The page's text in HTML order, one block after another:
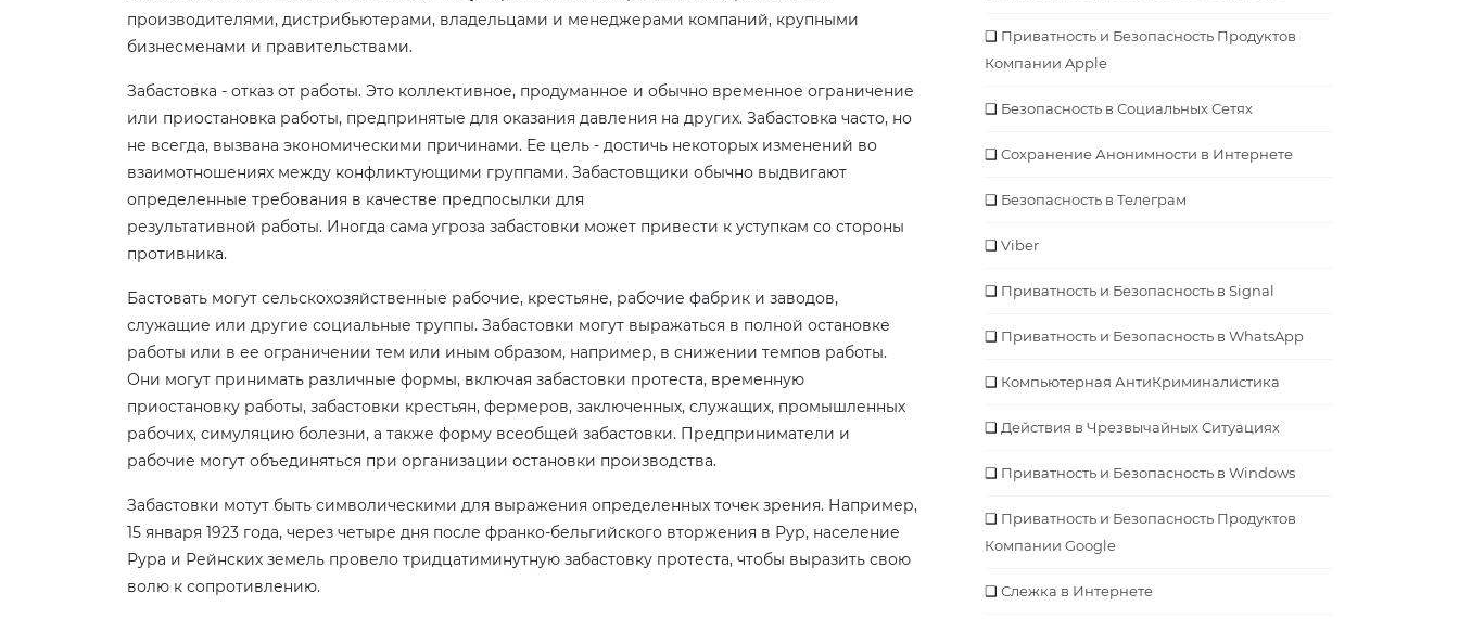
производителями, дистрибьютерами, владельцами и менеджерами компаний, крупными
бизнесменами и правительствами.
Забастовка - отказ от работы. Это коллективное, продуманное и обычно временное ограничение
или приостановка работы, предпринятые для оказания давления на других. Забастовка часто, но
не всегда, вызвана экономическими причинами. Ее цель - достичь некоторых изменений во
взаимотношениях между конфликтующими группами. Забастовщики обычно выдвигают
определенные требования в качестве предпосылки для
результативной работы. Иногда сама угроза забастовки может привести к уступкам со стороны
противника.
Бастовать могут сельскохозяйственные рабочие, крестьяне, рабочие фабрик и заводов,
служащие или другие социальные труппы. Забастовки могут выражаться в полной остановке
работы или в ее ограничении тем или иным образом, например, в снижении темпов работы.
Они могут принимать различные формы, включая забастовки протеста, временную
приостановку работы, забастовки крестьян, фермеров, заключенных, служащих, промышленных
рабочих, симуляцию болезни, а также форму всеобщей забастовки. Предприниматели и
рабочие могут объединяться при организации остановки производства.
Забастовки мотут быть символическими для выражения определенных точек зрения. Например,
15 января 1923 года, через четыре дня после франко-бельгийского вторжения в Рур, население
Рура и Рейнских земель провело тридцатиминутную забастовку протеста, чтобы выразить свою
волю к сопротивлению.
Приватность и Безопасность Продуктов
Компании Apple
Безопаcность в Социальных Сетях
Сохранение Анонимности в Интернете
Безопасность в Телеграм
Viber
Приватность и Безопасность в Signal
Приватность и Безопасность в WhatsApp
Компьютерная АнтиКриминалистика
Действия в Чрезвычайных Ситуациях
Приватность и Безопасность в Windows
Приватность и Безопасность Продуктов
Компании Google
Слежка в Интернете